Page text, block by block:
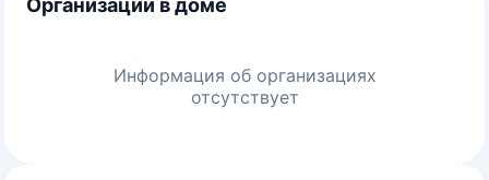
Организации в доме
Информация об организациях
отсутствует